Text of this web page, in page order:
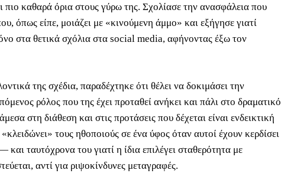
πιο καθαρά όρια στους γύρω της. Σχολίασε την ανασφάλεια που
όπως είπε, μοιάζει με «κινούμενη άμμο» και εξήγησε γιατί
στα θετικά σχόλια στα social media, αφήνοντας έξω τον
της σχέδια, παραδέχτηκε ότι θέλει να δοκιμάσει την
ρόλος που της έχει προταθεί ανήκει και πάλι στο δραματικό
στη διάθεση και στις προτάσεις που δέχεται είναι ενδεικτική
τους ηθοποιούς σε ένα ύφος όταν αυτοί έχουν κερδίσει
ταυτόχρονα του γιατί η ίδια επιλέγει σταθερότητα με
αντί για ριψοκίνδυνες μεταγραφές.